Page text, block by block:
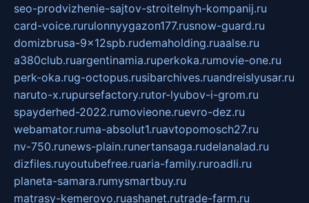
seo-prodvizhenie-sajtov-stroitelnyh-kompanij.ru
card-voice.rurulonnyygazon177.rusnow-guard.ru
domizbrusa-9x12spb.rudemaholding.ruaalse.ru
a380club.ruargentinamia.ruperkoka.rumovie-one.ru
perk-oka.rug-octopus.rusibarchives.ruandreislyusar.ru
naruto-x.rupursefactory.rutor-lyubov-i-grom.ru
spayderhed-2022.rumovieone.ruevro-dez.ru
webamator.ruma-absolut1.ruavtopomosch27.ru
nv-750.runews-plain.runertansaga.rudelanalad.ru
dizfiles.ruyoutubefree.ruaria-family.ruroadli.ru
planeta-samara.rumysmartbuy.ru
matrasy-kemerovo.ruashanet.rutrade-farm.ru